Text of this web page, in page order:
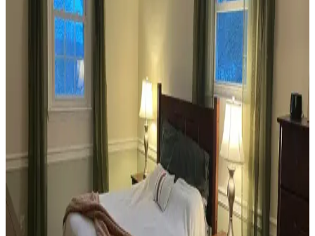
Veranda dekorasyonunda bitkiler, halılar, aydınlatma ve mobilyaların
uyumlu kullanımı mekânı daha davetkâr ve fonksiyonel kılar. Doğru
seçimler verandanın atmosferini ve dış görünümünü güçlendirir.
Habitat'tan İkinci El Mobilya Alımı ve Ev
Dekorasyonunda Stil Oluşturma Yöntemleri
Habitat mağazalarından ikinci el mobilya alımı, ekonomik ve özgün
dekorasyon için fırsatlar sunar. Doğru seçim, temizlik ve stil
oluşturma evin atmosferini belirler.
Teal Renkli Sandalyenin Halı ve Dolapla
Uyumunda Renk Tonları ve Aksesuarların Rolü
Teal renkli sandalyenin halı ve dolapla uyumu, doğru renk tonları ve
aksesuar seçimiyle sağlanır. Halıdaki mavi-yeşil alt tonlar ve sıcak